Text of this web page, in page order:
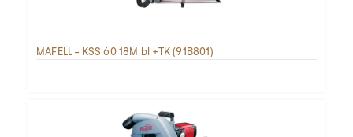
MAFELL - KSS 60 18M bl +TK (91B801)